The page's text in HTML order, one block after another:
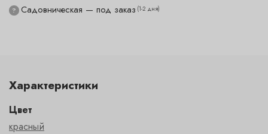
? Садовническая — под заказ (1-2 дня)
Характеристики
Цвет
красный